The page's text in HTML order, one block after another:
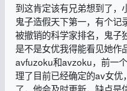
到这肯定该有兄弟想到了，
鬼子造假天下第一，有个记
被撤销的科学家排名，鬼子
是不是女优我得能看见她作
avfuzoku和avzoku，前一
理了目前已经确定的av女